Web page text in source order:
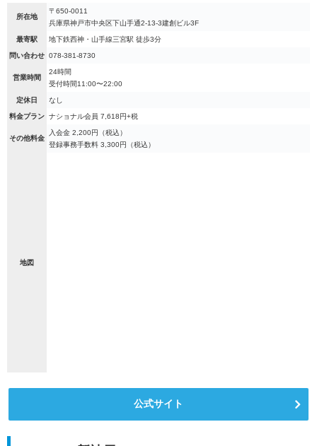
所在地
〒650-0011
兵庫県神戸市中央区下山手通2-13-3建創ビル3F
最寄駅 地下鉄西神・山手線三宮駅 徒歩3分
問い合わせ 078-381-8730
営業時間
24時間
受付時間11:00〜22:00
定休日 なし
料金プラン ナショナル会員 7,618円+税
その他料金
入会金 2,200円（税込）
登録事務手数料 3,300円（税込）
地図
公式サイト